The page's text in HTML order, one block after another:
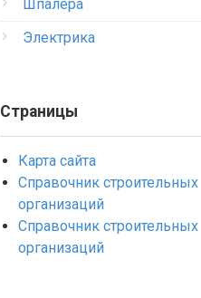
Шпалера
Электрика
Страницы
Карта сайта
Справочник строительных
организаций
Справочник строительных
организаций